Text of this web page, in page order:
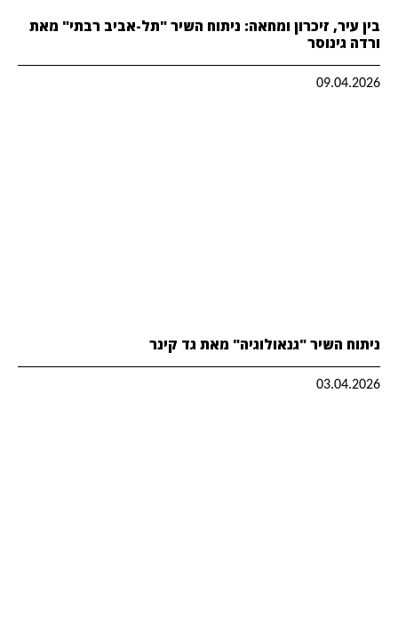
בין עיר, זיכרון ומחאה: ניתוח השיר "תל-אביב רבתי" מאת
ורדה גינוסר
09.04.2026
ניתוח השיר "גנאולוגיה" מאת גד קינר
03.04.2026